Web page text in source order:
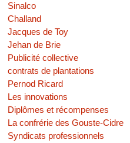
Sinalco
Challand
Jacques de Toy
Jehan de Brie
Publicité collective
contrats de plantations
Pernod Ricard
Les innovations
Diplômes et récompenses
La confrérie des Gouste-Cidre
Syndicats professionnels